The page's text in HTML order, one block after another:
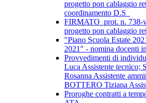
progetto pon cablaggio
coordinamento D.S_
FIRMATO_prot. n. 738-
progetto pon cablaggio
"Piano Scuola Estate
2021" - nomina docenti
Provvedimenti di
Luca Assistente tecnico;
Rosanna Assistente
BOTTERO Tiziana
Proroghe contratti a